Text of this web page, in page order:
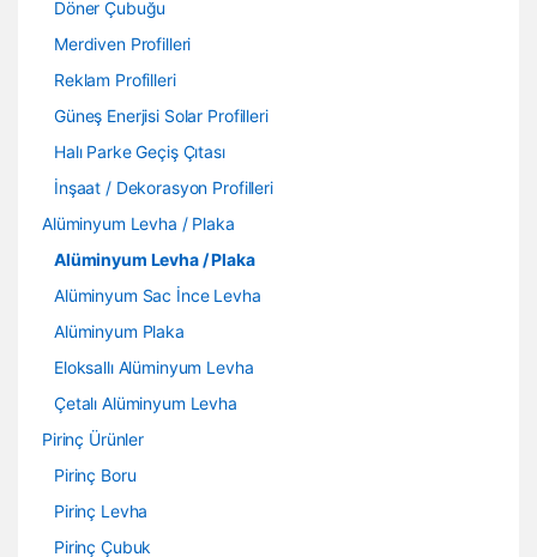
Döner Çubuğu
Merdiven Profilleri
Reklam Profilleri
Güneş Enerjisi Solar Profilleri
Halı Parke Geçiş Çıtası
İnşaat / Dekorasyon Profilleri
Alüminyum Levha / Plaka
Alüminyum Levha / Plaka
Alüminyum Sac İnce Levha
Alüminyum Plaka
Eloksallı Alüminyum Levha
Çetalı Alüminyum Levha
Pirinç Ürünler
Pirinç Boru
Pirinç Levha
Pirinç Çubuk